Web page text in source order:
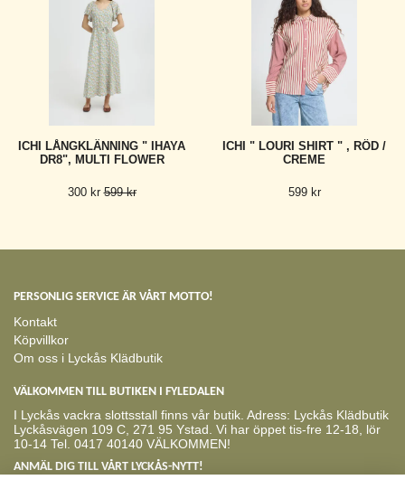
ICHI LÅNGKLÄNNING " IHAYA
DR8", MULTI FLOWER
300 kr599 kr
ICHI " LOURI SHIRT " , RÖD /
CREME
599 kr
PERSONLIG SERVICE ÄR VÅRT MOTTO!
Kontakt
Köpvillkor
Om oss i Lyckås Klädbutik
VÄLKOMMEN TILL BUTIKEN I FYLEDALEN
I Lyckås vackra slottsstall finns vår butik. Adress: Lyckås Klädbutik
Lyckåsvägen 109 C, 271 95 Ystad. Vi har öppet tis-fre 12-18, lör
10-14 Tel. 0417 40140 VÄLKOMMEN!
ANMÄL DIG TILL VÅRT LYCKÅS-NYTT!